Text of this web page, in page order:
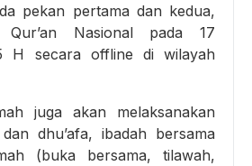
pekan pertama dan kedua,
Nasional pada 17
H secara offline di wilayah
juga akan melaksanakan
dhu’afa, ibadah bersama
(buka bersama, tilawah,